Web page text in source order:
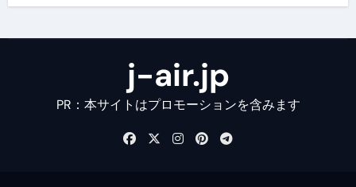
j-air.jp
PR：本サイトはプロモーションを含みます